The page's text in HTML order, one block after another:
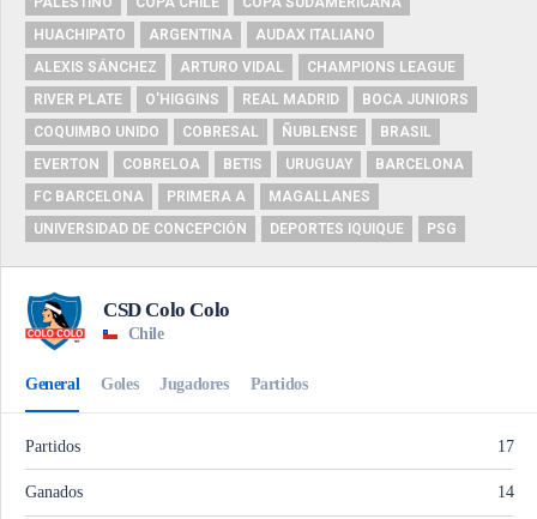
HUACHIPATO
ARGENTINA
AUDAX ITALIANO
ALEXIS SÁNCHEZ
ARTURO VIDAL
CHAMPIONS LEAGUE
RIVER PLATE
O'HIGGINS REAL MADRID
BOCA JUNIORS
COQUIMBO UNIDO
COBRESAL ÑUBLENSE
BRASIL
EVERTON
COBRELOA BETIS URUGUAY
BARCELONA
FC BARCELONA
PRIMERA A
MAGALLANES
UNIVERSIDAD DE CONCEPCIÓN
DEPORTES IQUIQUE PSG